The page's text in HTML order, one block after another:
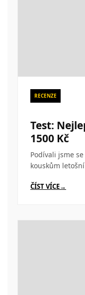
RECENZE
Test:
1500 Kč
Podívali jsme
kouskům
ČÍST VÍCE